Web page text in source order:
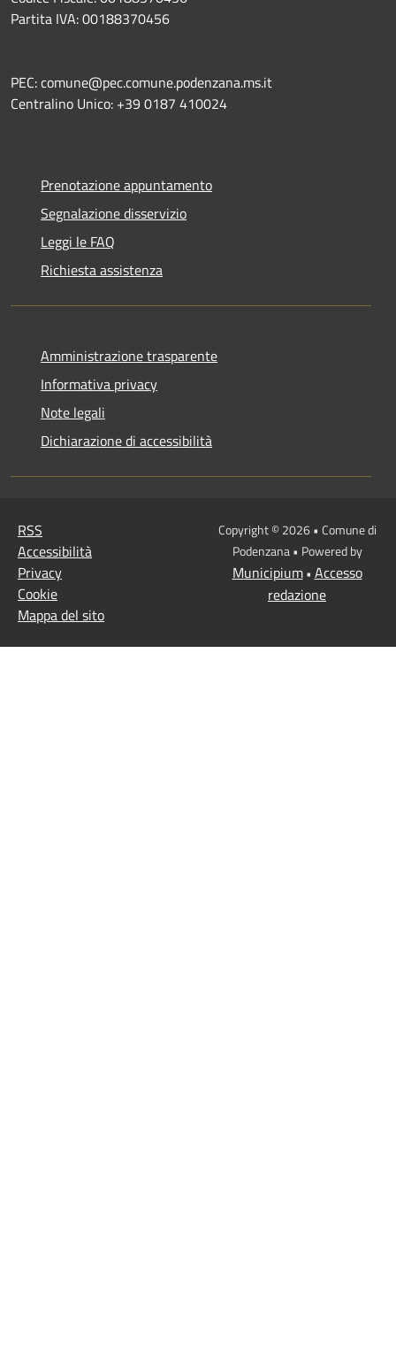
Partita IVA: 00188370456
PEC: comune@pec.comune.podenzana.ms.it
Centralino Unico: +39 0187 410024
Prenotazione appuntamento
Segnalazione disservizio
Leggi le FAQ
Richiesta assistenza
Amministrazione trasparente
Informativa privacy
Note legali
Dichiarazione di accessibilità
RSS
Accessibilità
Privacy
Cookie
Mappa del sito
Copyright © 2026 • Comune di
Podenzana • Powered by
Municipium• Accesso
redazione